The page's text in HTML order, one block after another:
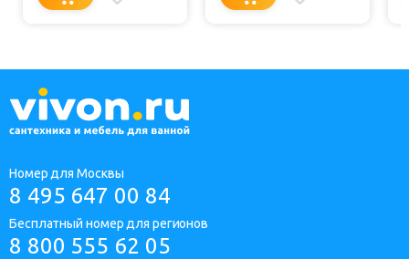
Номер для Москвы
8 495 647 00 84
Бесплатный номер для регионов
8 800 555 62 05